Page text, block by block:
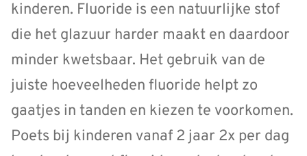
kinderen. Fluoride is een natuurlijke stof
die het glazuur harder maakt en daardoor
minder kwetsbaar. Het gebruik van de
juiste hoeveelheden fluoride helpt zo
gaatjes in tanden en kiezen te voorkomen.
Poets bij kinderen vanaf 2 jaar 2x per dag